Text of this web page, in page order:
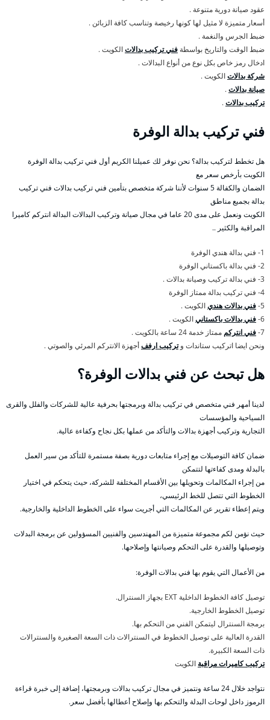
عقود صيانة دورية متنوعة .
أسعار متميزة لا مثيل لها كونها رخيصة وتناسب كافة الزبائن .
ضبط الجرس والنغمة .
ضبط الوقت والتاريخ بواسطة فني تركيب بدالاتالكويت .
ادخال رمز خاص بكل نوع من أنواع البدالات .
شركة بدالاتالكويت .
صيانة بدالات.
تركيب بدالات.
فني تركيب بدالة الوفرة
هل تخطط لتركيب بدالة؟ نحن نوفر لك عميلنا الكريم أول فني تركيب بدالة الوفرة
الكويت بأرخص سعر مع
الضمان والكفالة 5 سنوات لأننا شركة متخصص بتأمين فني تركيب بدالات فني تركيب
بدالة بجميع مناطق
الكويت ونعمل على مدى 20 عاما في مجال صيانة وتركيب البدالات البدالة انتركم كاميرا
المراقبة والكثير ..
1- فني بدالة هندي الوفرة
2- فني بدالة باكستاني الوفرة
3- فني بدالة تركيب وصيانة بدالات .
4- فني تركيب بدالة ممتاز الوفرة
5- فني بدالات هنديالكويت .
6- فني بدالات باكستانيالكويت .
7- فني انتركم ممتاز خدمة 24 ساعة بالكويت .
ونحن ايضا اتركيب ستاندات وتركيب ارففأجهزة الانتركم المرئي والصوتي .
هل تبحث عن فني بدالات الوفرة؟
لدينا أمهر فني متخصص في تركيب بدالة وبرمجتها بحرفية عالية للشركات والفلل والقرى
السياحية والمؤسسات
التجارية وتركيب أجهزة بدالات والتأكد من عملها بكل نجاح وكفاءة عالية.
ضمان كافة التوصيلات مع إجراء متابعات دورية بصفة مستمرة للتأكد من سير العمل
بالبدلة ومدى كفاءتها لتتمكن
من إجراء المكالمات وتحويلها بين الأقسام المختلفة للشركة، حيث يتحكم في اختيار
الخطوط التي تتصل للخط الرئيسي،
ويتم إعطاء تقرير عن المكالمات التي أجريت سواء على الخطوط الداخلية والخارجية.
حيث نؤمن لكم مجموعة متميزة من المهندسين والفنيين المسؤولين عن برمجة البدلات
وتوصيلها والقدرة على التحكم وصيانتها وإصلاحها.
من الأعمال التي يقوم بها فني بدالات الوفرة:
توصيل كافة الخطوط الداخلية EXT بجهاز السنترال.
توصيل الخطوط الخارجية.
برمجة السنترال ليتمكن الفني من التحكم بها.
القدرة العالية على توصيل الخطوط في السنترالات ذات السعة الصغيرة والسنترالات
ذات السعة الكبيرة.
تركيب كاميرات مراقبة الكويت
نتواجد خلال 24 ساعة ونتميز في مجال تركيب بدالات وبرمجتها، إضافة إلى خبرة قراءة
الرموز داخل لوحات البدلة والتحكم بها وإصلاح أعطالها بأفضل سعر.